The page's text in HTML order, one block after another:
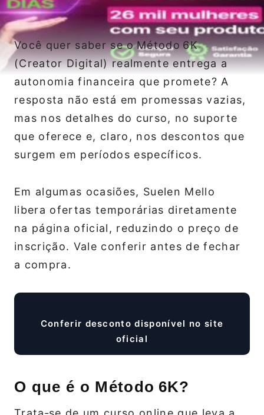
Você quer saber se o Método 6K
(Creator Digital) realmente entrega a
autonomia financeira que promete? A
resposta não está em promessas vazias,
mas nos detalhes do curso, no suporte
que oferece e, claro, nos descontos que
surgem em períodos específicos.
Em algumas ocasiões, Suelen Mello
libera ofertas temporárias diretamente
na página oficial, reduzindo o preço de
inscrição. Vale conferir antes de fechar
a compra.
Conferir desconto disponível no site
oficial
O que é o Método 6K?